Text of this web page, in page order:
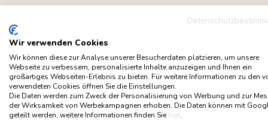
Wir verwenden Cookies
Wir können diese zur Analyse unserer Besucherdaten platzieren, um unsere
Webseite zu verbessern, personalisierte Inhalte anzuzeigen und Ihnen ein
großartiges Webseiten-Erlebnis zu bieten. Für weitere Informationen zu den
verwendeten Cookies öffnen Sie die Einstellungen.
Die Daten werden zum Zweck der Personalisierung von Werbung und zur
der Wirksamkeit von Werbekampagnen erhoben. Die Daten können mit
geteilt werden, weitere Informationen finden Siehier.